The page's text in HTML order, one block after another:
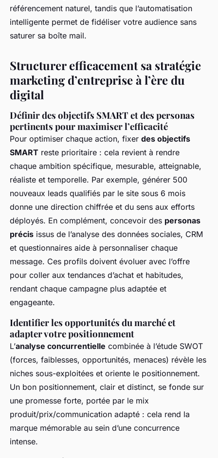
référencement naturel, tandis que l’automatisation
intelligente permet de fidéliser votre audience sans
saturer sa boîte mail.
Structurer efficacement sa stratégie
marketing d’entreprise à l’ère du
digital
Définir des objectifs SMART et des personas
pertinents pour maximiser l’efficacité
Pour optimiser chaque action, fixer des objectifs
SMART reste prioritaire : cela revient à rendre
chaque ambition spécifique, mesurable, atteignable,
réaliste et temporelle. Par exemple, générer 500
nouveaux leads qualifiés par le site sous 6 mois
donne une direction chiffrée et du sens aux efforts
déployés. En complément, concevoir des personas
précis issus de l’analyse des données sociales, CRM
et questionnaires aide à personnaliser chaque
message. Ces profils doivent évoluer avec l’offre
pour coller aux tendances d’achat et habitudes,
rendant chaque campagne plus adaptée et
engageante.
Identifier les opportunités du marché et
adapter votre positionnement
L’analyse concurrentielle combinée à l’étude SWOT
(forces, faiblesses, opportunités, menaces) révèle les
niches sous-exploitées et oriente le positionnement.
Un bon positionnement, clair et distinct, se fonde sur
une promesse forte, portée par le mix
produit/prix/communication adapté : cela rend la
marque mémorable au sein d’une concurrence
intense.